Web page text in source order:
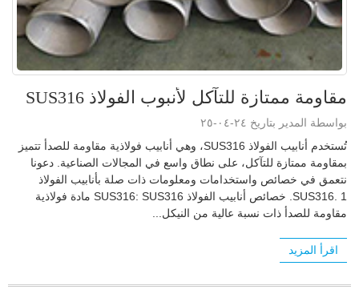
مقاومة ممتازة للتآكل لأنبوب الفولاذ SUS316
بواسطة المدير بتاريخ ٢٤-٠٤-٢٥
تُستخدم أنابيب الفولاذ SUS316، وهي أنابيب فولاذية مقاومة للصدأ تتميز
بمقاومة ممتازة للتآكل، على نطاق واسع في المجالات الصناعية. دعونا
نتعمق في خصائص واستخدامات ومعلومات ذات صلة بأنابيب الفولاذ
SUS316. 1. خصائص أنابيب الفولاذ SUS316: SUS316 مادة فولاذية
مقاومة للصدأ ذات نسبة عالية من النيكل...
اقرأ المزيد